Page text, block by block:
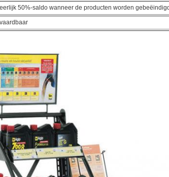
50%-saldo wanneer de producten worden gebeëindigd